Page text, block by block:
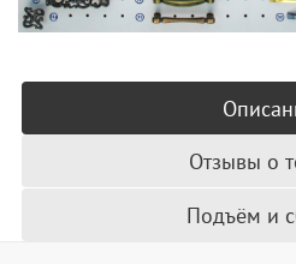
Отзывы о
Подъём и